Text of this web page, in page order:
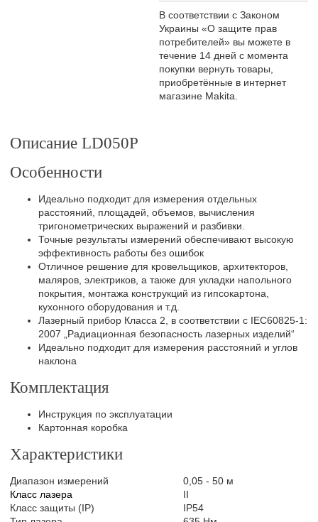
В соответствии с Законом
Украины «О защите прав
потребителей» вы можете в
течение 14 дней с момента
покупки вернуть товары,
приобретённые в интернет
магазине Makita.
Описание LD050P
Особенности
Идеально подходит для измерения отдельных
расстояний, площадей, объемов, вычисления
тригонометрических выражений и разбивки.
Точные результаты измерений обеспечивают высокую
эффективность работы без ошибок
Отличное решение для кровельщиков, архитекторов,
маляров, электриков, а также для укладки напольного
покрытия, монтажа конструкций из гипсокартона,
кухонного оборудования и т.д.
Лазерный прибор Класса 2, в соответствии с IEC60825-1:
2007 „Радиационная безопасность лазерных изделий“
Идеально подходит для измерения расстояний и углов
наклона
Комплектация
Инструкция по эксплуатации
Картонная коробка
Характеристики
Диапазон измерений
0,05 - 50 м
Класс лазера
II
Класс защиты (IP)
IP54